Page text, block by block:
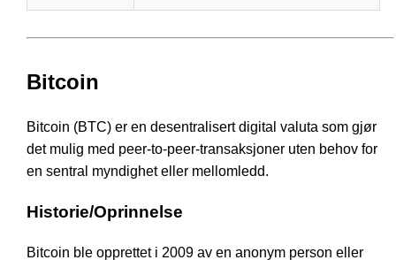
Bitcoin
Bitcoin (BTC) er en desentralisert digital valuta som gjør
det mulig med peer-to-peer-transaksjoner uten behov for
en sentral myndighet eller mellomledd.
Historie/Oprinnelse
Bitcoin ble opprettet i 2009 av en anonym person eller